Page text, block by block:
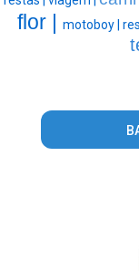
flor | motoboy |